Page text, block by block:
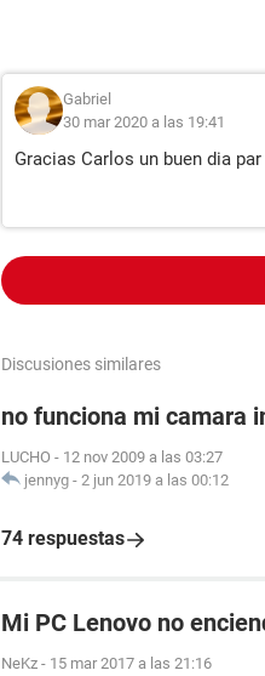
Gabriel
30 mar 2020 a las 19:41
Gracias Carlos un buen dia
Discusiones similares
no funciona mi camara
LUCHO - 12 nov 2009 a las 03:27
jennyg - 2 jun 2019 a las 00:12
74 respuestas
Mi PC Lenovo no
NeKz - 15 mar 2017 a las 21:16